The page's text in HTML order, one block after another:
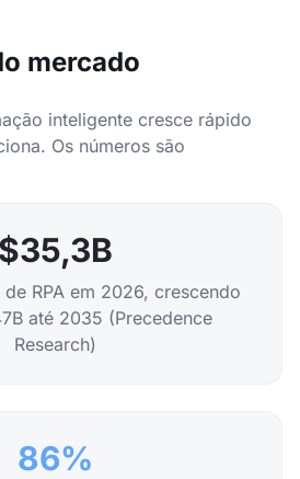
mercado
inteligente cresce rápido
Os números são
$35,3B
RPA em 2026, crescendo
até 2035 (Precedence
Research)
86%